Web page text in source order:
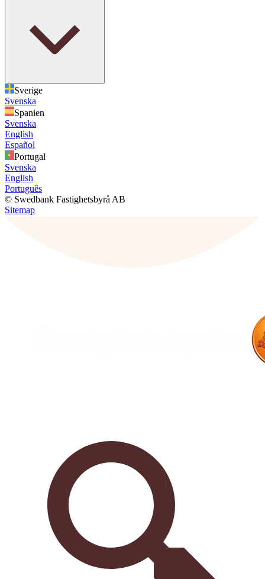
Sverige
Svenska
Spanien
Svenska
English
Español
Portugal
Svenska
English
Português
© Swedbank Fastighetsbyrå AB
Sitemap